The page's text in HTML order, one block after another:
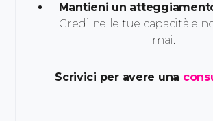
Mantieni un
Credi nelle tue capacità e
mai.
Scrivici per avere una